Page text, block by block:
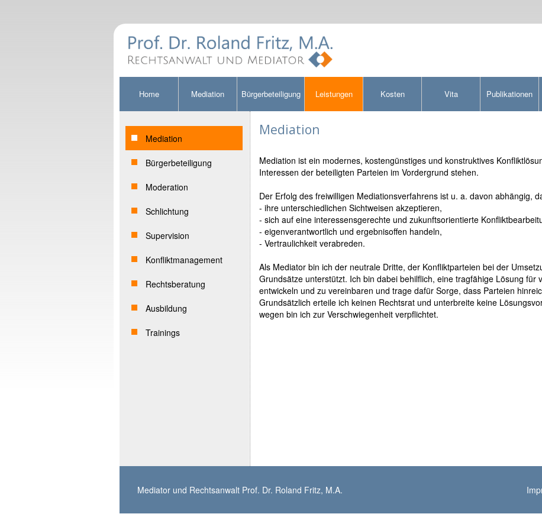
Home Mediation Bürgerbeteiligung Leistungen Kosten Vita Publikationen
Mediation
Bürgerbeteiligung
Moderation
Schlichtung
Supervision
Konfliktmanagement
Rechtsberatung
Ausbildung
Trainings
Mediation
Mediation ist ein modernes, kostengünstiges und konstruktives
Interessen der beteiligten Parteien im Vordergrund stehen.
Der Erfolg des freiwilligen Mediationsverfahrens ist u. a. davon abhängig,
- ihre unterschiedlichen Sichtweisen akzeptieren,
- sich auf eine interessensgerechte und zukunftsorientierte
- eigenverantwortlich und ergebnisoffen handeln,
- Vertraulichkeit verabreden.
Als Mediator bin ich der neutrale Dritte, der Konfliktparteien bei der
Grundsätze unterstützt. Ich bin dabei behilflich, eine tragfähige Lösung für
entwickeln und zu vereinbaren und trage dafür Sorge, dass Parteien
Grundsätzlich erteile ich keinen Rechtsrat und unterbreite keine
wegen bin ich zur Verschwiegenheit verpflichtet.
Mediator und Rechtsanwalt Prof. Dr. Roland Fritz, M.A.